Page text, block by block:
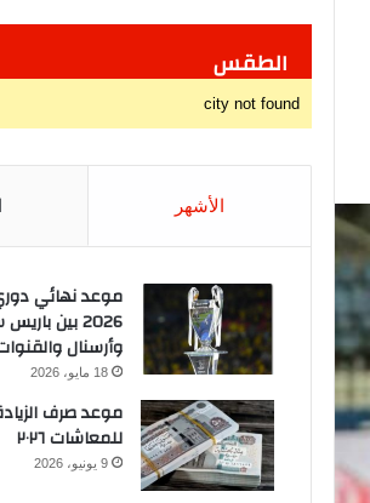
الطقس
city not found
الأشهر
موعد نهائي
2026 بين
وأرسنال
18 مايو، 2026
موعد صرف
للمعاشات ٢٠٢٦
9 يونيو، 2026